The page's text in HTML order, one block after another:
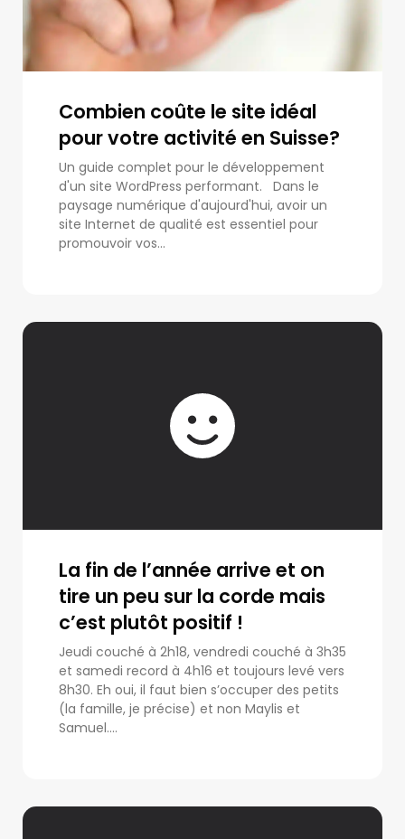
Combien coûte le site idéal
pour votre activité en Suisse?
Un guide complet pour le développement
d'un site WordPress performant. Dans le
paysage numérique d'aujourd'hui, avoir un
site Internet de qualité est essentiel pour
promouvoir vos...
La fin de l’année arrive et on
tire un peu sur la corde mais
c’est plutôt positif !
Jeudi couché à 2h18, vendredi couché à 3h35
et samedi record à 4h16 et toujours levé vers
8h30. Eh oui, il faut bien s’occuper des petits
(la famille, je précise) et non Maylis et
Samuel....